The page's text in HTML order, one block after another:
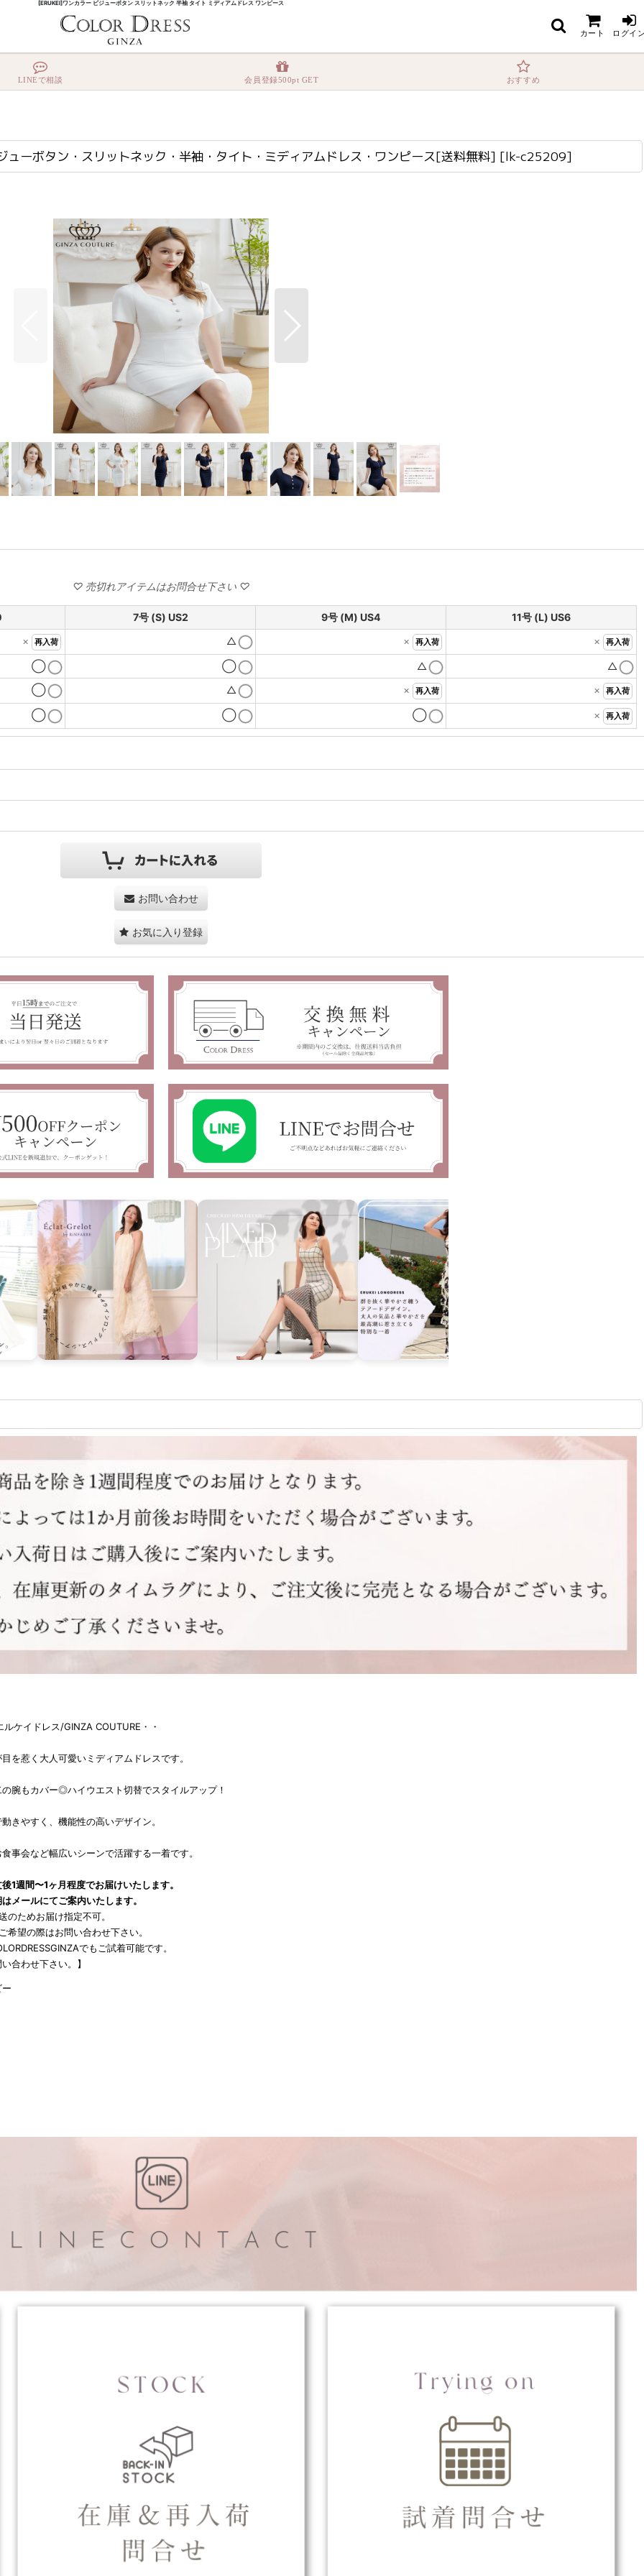
[ERUKEI]ワンカラー ビジューボタン スリットネック 半袖 タイト ミディアムドレス ワンピース
カート ログイ
LINEで相談 会員登録500pt GET おすすめ
タン・スリットネック・半袖・タイト・ミディアムドレス・ワンピース[送料無料]
ーボタン・スリットネック・半袖・タイト・ミディアムドレス・ワンピース[送料無料] [lk-c25209]
7号 (S) US2 9号 (M) US4
11号 (L) US6
×
再入荷 △ × 再入荷 × 再入荷
◯ ◯ △
△
◯
△ × 再入荷 × 再入荷
◯ ◯ ◯ × 再入荷
お問い合わせ
お気に入り登録
ルケイドレス/GINZA COUTURE・・
を惹く大人可愛いミディアムドレスです。
腕もカバー◎ハイウエスト切替でスタイルアップ！
きやすく、機能性の高いデザイン。
事会など幅広いシーンで活躍する一着です。
1週間〜1ヶ月程度でお届けいたします。
メールにてご案内いたします。
のためお届け指定不可。
希望の際はお問い合わせ下さい。
でもご試着可能です。
合わせ下さい。】